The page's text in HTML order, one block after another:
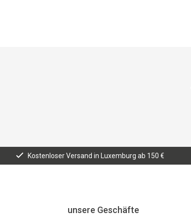
Kostenloser Versand in Luxemburg ab 150 €
unsere Geschäfte